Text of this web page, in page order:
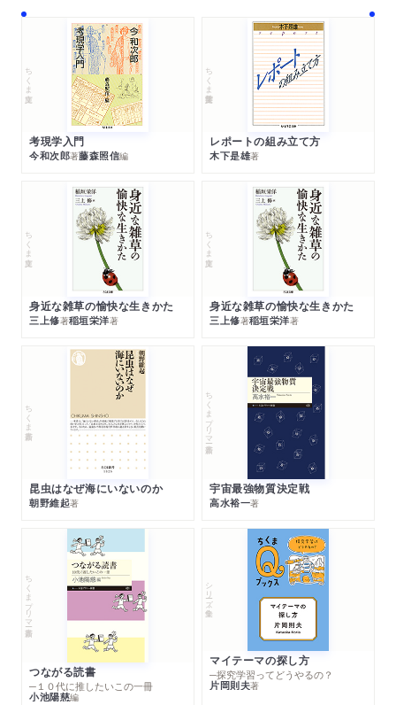
ちくま文庫
考現学入門
今和次郎著藤森照信編
ちくま学芸文庫
レポートの組み立て方
木下是雄著
ちくま文庫
身近な雑草の愉快な生きかた
三上修著稲垣栄洋著
ちくま文庫
身近な雑草の愉快な生きかた
三上修著稲垣栄洋著
ちくま新書
昆虫はなぜ海にいないのか
朝野維起著
ちくまプリマー新書
宇宙最強物質決定戦
高水裕一著
ちくまプリマー新書
つながる読書
─１０代に推したいこの一冊
小池陽慈編
シリーズ・全集
マイテーマの探し方
─探究学習ってどうやるの？
片岡則夫著